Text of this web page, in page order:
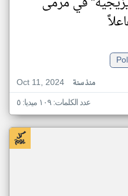
Oct 11, 2024
منذ سنة
عدد الكلمات: ١٠٩ ميديا: ٥